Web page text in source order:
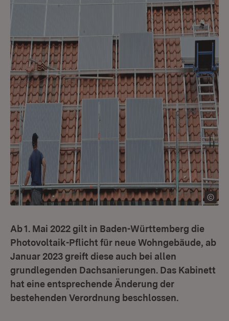
Ab 1. Mai 2022 gilt in Baden-Württemberg die
Photovoltaik-Pflicht für neue Wohngebäude, ab
Januar 2023 greift diese auch bei allen
grundlegenden Dachsanierungen. Das Kabinett
hat eine entsprechende Änderung der
bestehenden Verordnung beschlossen.